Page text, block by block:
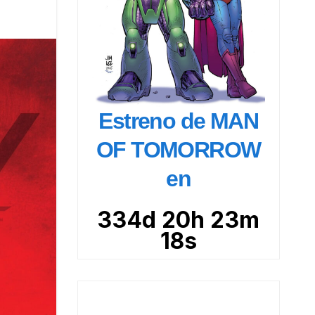
Estreno de MAN
OF TOMORROW
en
334d 20h 23m
16s